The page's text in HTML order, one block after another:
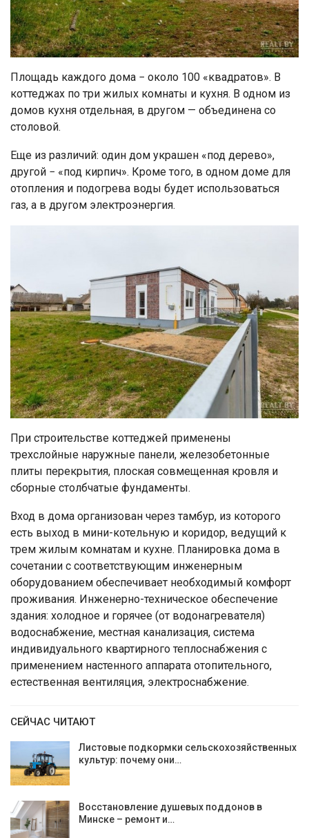
Площадь каждого дома − около 100 «квадратов». В
коттеджах по три жилых комнаты и кухня. В одном из
домов кухня отдельная, в другом — объединена со
столовой.
Еще из различий: один дом украшен «под дерево»,
другой − «под кирпич». Кроме того, в одном доме для
отопления и подогрева воды будет использоваться
газ, а в другом электроэнергия.
При строительстве коттеджей применены
трехслойные наружные панели, железобетонные
плиты перекрытия, плоская совмещенная кровля и
сборные столбчатые фундаменты.
Вход в дома организован через тамбур, из которого
есть выход в мини-котельную и коридор, ведущий к
трем жилым комнатам и кухне. Планировка дома в
сочетании с соответствующим инженерным
оборудованием обеспечивает необходимый комфорт
проживания. Инженерно-техническое обеспечение
здания: холодное и горячее (от водонагревателя)
водоснабжение, местная канализация, система
индивидуального квартирного теплоснабжения с
применением настенного аппарата отопительного,
естественная вентиляция, электроснабжение.
СЕЙЧАС ЧИТАЮТ
Листовые подкормки сельскохозяйственных
культур: почему они…
Восстановление душевых поддонов в
Минске – ремонт и…